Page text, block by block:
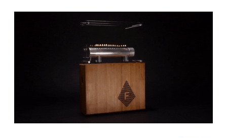
Täglicher Sinnwahn
Visuelles
Wandnotizen
Adventskalender 2012
Adventskalender 2013
Adventskalender 2014
Adventskalender 2015